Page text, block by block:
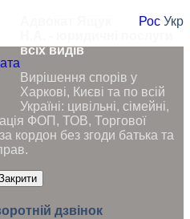
Рос Укр
всіх видів
Вирішення спорів у
Харкові, Києві та по всій
Україні: цивільні, сімейні,
ФОП, ТОВ, Торгової
кордон без згоди батька та
дзвінок